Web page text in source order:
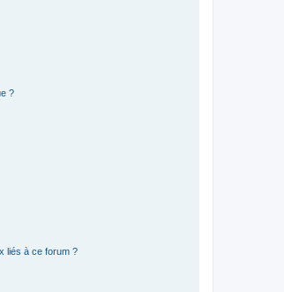
?
liés à ce forum ?